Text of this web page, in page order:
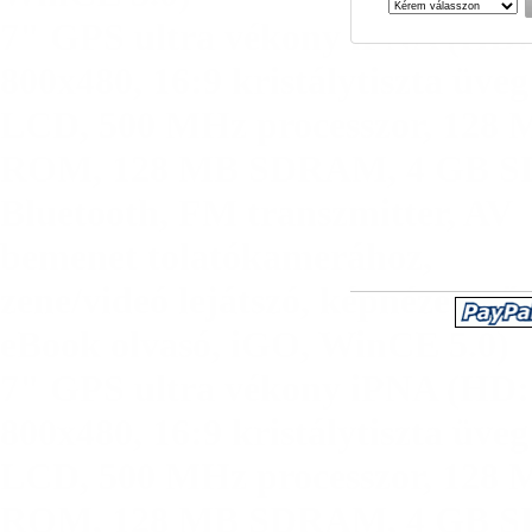
7" GPS ultra vékony iPNA (HD:
képnézegető,